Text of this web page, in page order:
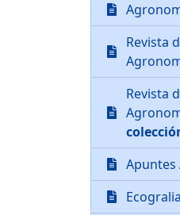
Revista
Revista
Apuntes
Ecogralia